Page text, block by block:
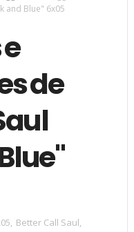
and Blue" 6x05
de
, Better Call Saul,